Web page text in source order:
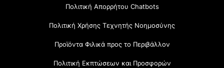
Πολιτική Απορρήτου Chatbots
Πολιτική Χρήσης Τεχνητής Νοημοσύνης
Προϊόντα Φιλικά προς το Περιβάλλον
Πολιτική Εκπτώσεων και Προσφορών